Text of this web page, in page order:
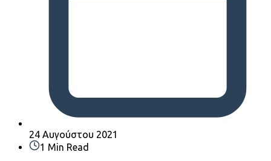
24 Αυγούστου 2021
1 Min Read